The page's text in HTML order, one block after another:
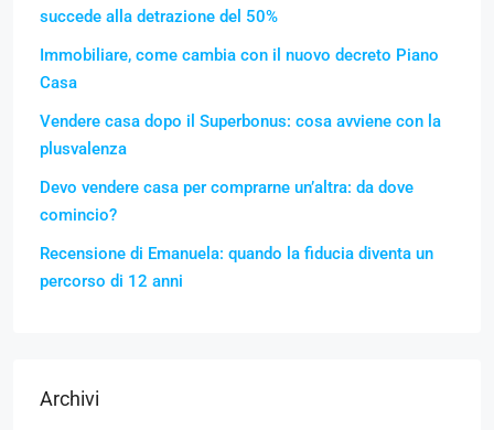
succede alla detrazione del 50%
Immobiliare, come cambia con il nuovo decreto Piano
Casa
Vendere casa dopo il Superbonus: cosa avviene con la
plusvalenza
Devo vendere casa per comprarne un’altra: da dove
comincio?
Recensione di Emanuela: quando la fiducia diventa un
percorso di 12 anni
Archivi